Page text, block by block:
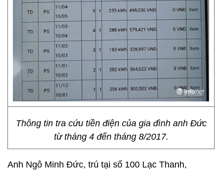
Thông tin tra cứu tiền điện của gia đình anh Đức
từ tháng 4 đến tháng 8/2017.
Anh Ngô Minh Đức, trú tại số 100 Lạc Thanh,